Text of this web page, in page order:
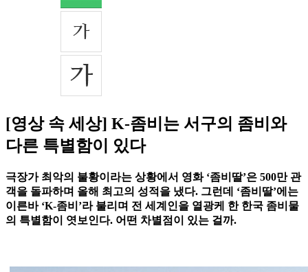
[영상 속 세상] K-좀비는 서구의 좀비와
다른 특별함이 있다
극장가 최악의 불황이라는 상황에서 영화 ‘좀비딸’은 500만 관
객을 돌파하며 올해 최고의 성적을 냈다. 그런데 ‘좀비딸’에는
이른바 ‘K-좀비’라 불리며 전 세계인을 열광케 한 한국 좀비물
의 특별함이 엿보인다. 어떤 차별점이 있는 걸까.